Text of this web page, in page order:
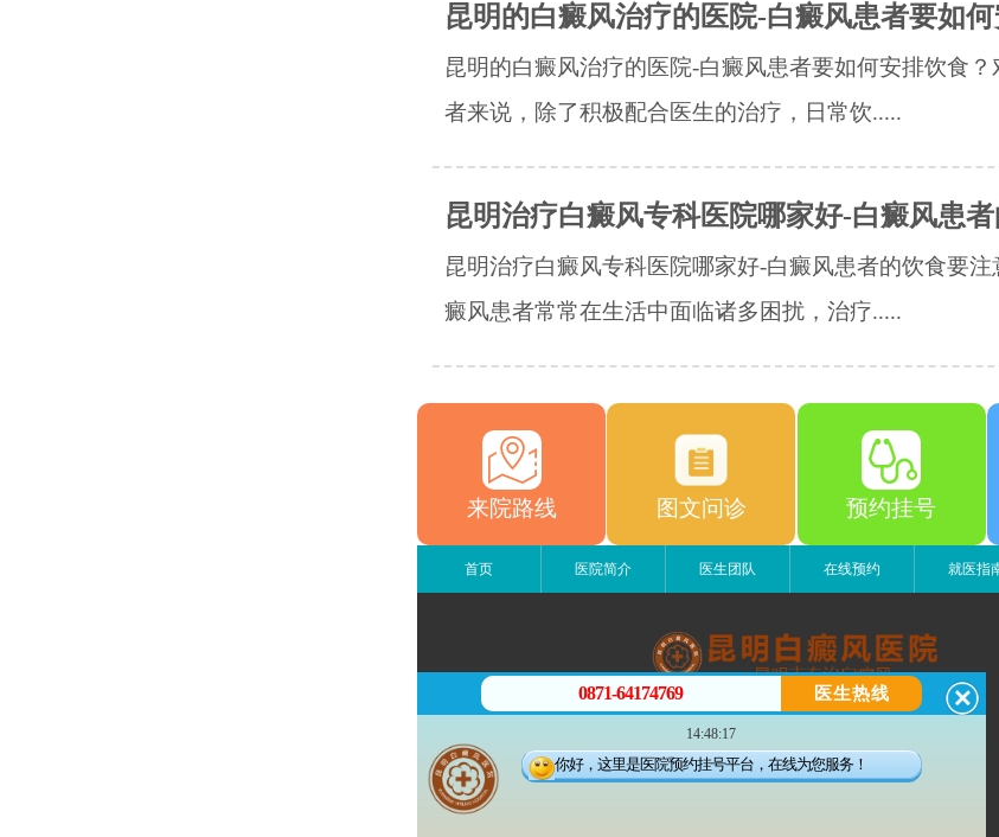
昆明的白癜风治疗的医院-白癜风患者要如
昆明的白癜风治疗的医院-白癜风患者要如何安排饮食？
者来说，除了积极配合医生的治疗，日常饮.....
昆明治疗白癜风专科医院哪家好-白癜风患
昆明治疗白癜风专科医院哪家好-白癜风患者的饮食要注
癜风患者常常在生活中面临诸多困扰，治疗.....
来院路线 图文问诊 预约挂号
首页 医院简介 医生团队 在线预约 就医指
昆明白癜风医院
昆明市五华区护国路2号
版权所有：昆明白癜风医院
联系电话：0871-64174769
0871-64174769 医生热线
14:48:17
你好，这里是医院预约挂号平台，在线为您服务！